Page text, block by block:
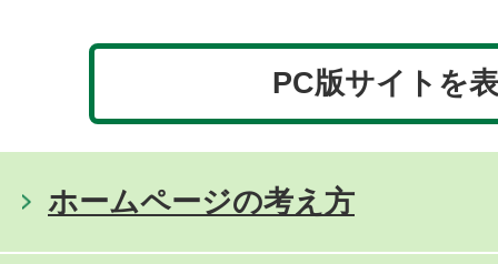
PC版サイトを
ホームページの考え方